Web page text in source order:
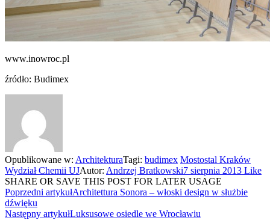
www.inowroc.pl
źródło: Budimex
Opublikowane w: ArchitekturaTagi: budimex Mostostal Kraków
Wydział Chemii UJAutor: Andrzej Bratkowski7 sierpnia 2013 Like
SHARE OR SAVE THIS POST FOR LATER USAGE
Poprzedni artykułArchitettura Sonora – włoski design w służbie
dźwięku
Następny artykułLuksusowe osiedle we Wrocławiu